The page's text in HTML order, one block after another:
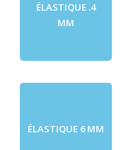
ÉLASTIQUE .4
MM
ÉLASTIQUE 6 MM